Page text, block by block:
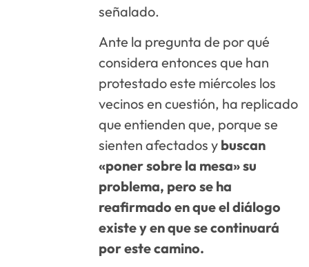
señalado.
Ante la pregunta de por qué
considera entonces que han
protestado este miércoles los
vecinos en cuestión, ha replicado
que entienden que, porque se
sienten afectados y buscan
«poner sobre la mesa» su
problema, pero se ha
reafirmado en que el diálogo
existe y en que se continuará
por este camino.